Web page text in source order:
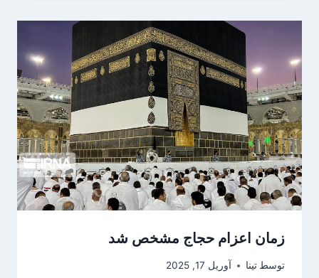
زمان اعزام حجاج مشخص شد
توسط تینا آوریل 17, 2025